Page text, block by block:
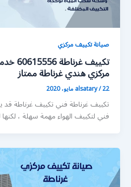
صيانة تكييف مركزي
تكييف
مركزي هندي غرناطة ممتاز
alsatary/22 مايو، 2020
تكييف غرناطة فني تكييف غرناطة قد
فني لتكييف الهواء مهمة سهلة ،